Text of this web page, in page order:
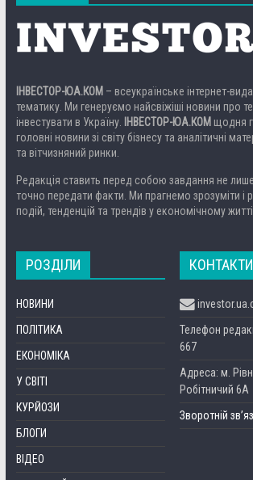
ІНВЕСТОР-ЮА.КОМ – всеукраїнське інтернет-
тематику. Ми генеруємо найсвіжіші новини про
інвестувати в Україну.
ІНВЕСТОР-ЮА.КОМ щодня
головні новини зі світу бізнесу та аналітичні
та вітчизняний ринки.
Редакція ставить перед собою завдання не
точно передати факти. Ми прагнемо зрозуміти і
подій, тенденцій та трендів у економічному житті
РОЗДІЛИ
НОВИНИ
ПОЛІТИКА
ЕКОНОМІКА
У СВІТІ
КУРЙОЗИ
БЛОГИ
ВІДЕО
КОНТАКТИ
Телефон
667
Адреса: м.
Робітничий 6А
Зворотній